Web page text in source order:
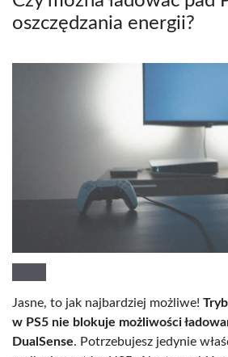
oszczędzania energii?
Jasne, to jak najbardziej możliwe!
w PS5 nie blokuje możliwości
DualSense. Potrzebujesz jedynie